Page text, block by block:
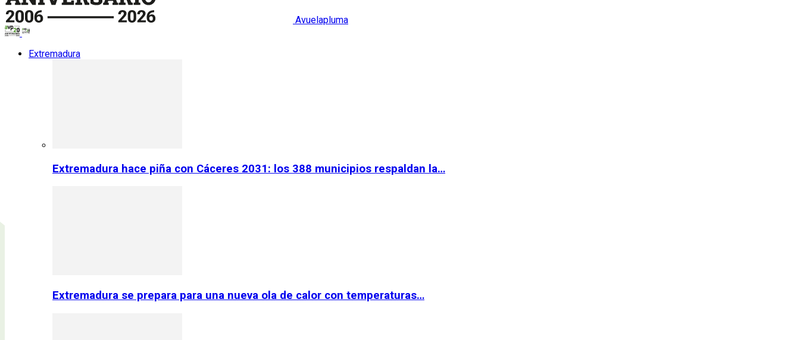
Avuelapluma
Extremadura
Extremadura hace piña con Cáceres 2031: los 388 municipios respaldan la…
Extremadura se prepara para una nueva ola de calor con temperaturas…